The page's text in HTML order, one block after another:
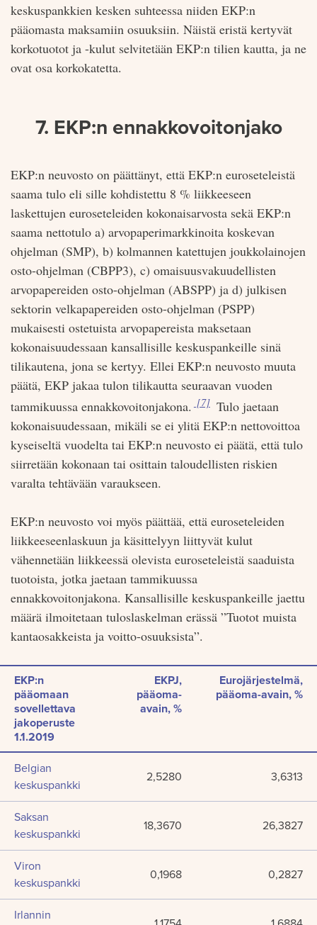
keskuspankkien kesken suhteessa niiden EKP:n
pääomasta maksamiin osuuksiin. Näistä eristä kertyvät
korkotuotot ja -kulut selvitetään EKP:n tilien kautta, ja ne
ovat osa korkokatetta.
7. EKP:n ennakkovoitonjako
EKP:n neuvosto on päättänyt, että EKP:n euroseteleistä
saama tulo eli sille kohdistettu 8 % liikkeeseen
laskettujen euroseteleiden kokonaisarvosta sekä EKP:n
saama nettotulo a) arvo­paperimarkkinoita koskevan
ohjelman (SMP), b) kolmannen katettujen joukkolainojen
osto-ohjelman (CBPP3), c) omaisuusvakuudellisten
arvopapereiden osto-ohjelman (ABSPP) ja d) julkisen
sektorin velkapapereiden osto-ohjelman (PSPP)
mukaisesti ostetuista arvopapereista maksetaan
kokonaisuudessaan kansallisille keskuspankeille sinä
tilikautena, jona se kertyy. Ellei EKP:n neuvosto muuta
päätä, EKP jakaa tulon tilikautta seuraavan vuoden
tammikuussa ennakkovoitonjakona. Viite:
[7] Tulo jaetaan
kokonaisuudessaan, mikäli se ei ylitä EKP:n nettovoittoa
kyseiseltä vuodelta tai EKP:n neuvosto ei päätä, että tulo
siirretään kokonaan tai osittain taloudellisten riskien
varalta tehtävään varaukseen.
EKP:n neuvosto voi myös päättää, että euroseteleiden
liikkeeseenlaskuun ja käsittelyyn liittyvät kulut
vähennetään liikkeessä olevista euroseteleistä saaduista
tuotoista, jotka jaetaan tammikuussa
ennakkovoitonjakona. Kansallisille keskuspankeille jaettu
määrä ilmoitetaan tuloslaskelman erässä ”Tuotot muista
kantaosakkeista ja voitto-osuuksista”.
EKP:n
pääomaan
sovellettava
jakoperuste
1.1.2019
EKPJ,
pääoma-
avain, %
Eurojärjestelmä,
pääoma-avain, %
Belgian
keskuspankki
2,5280 3,6313
Saksan
keskuspankki
18,3670 26,3827
Viron
keskuspankki
0,1968 0,2827
Irlannin